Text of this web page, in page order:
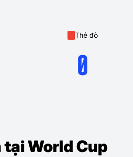
Thẻ đỏ
0
World Cup